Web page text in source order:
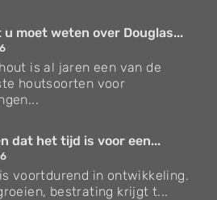
u moet weten over Douglas...
is al jaren een van de
houtsoorten voor
dat het tijd is voor een...
voortdurend in ontwikkeling.
bestrating krijgt t...